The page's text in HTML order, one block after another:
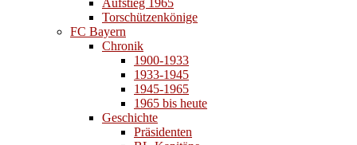
Aufstieg 1965
Torschützenkönige
FC Bayern
Chronik
1900-1933
1933-1945
1945-1965
1965 bis heute
Geschichte
Präsidenten